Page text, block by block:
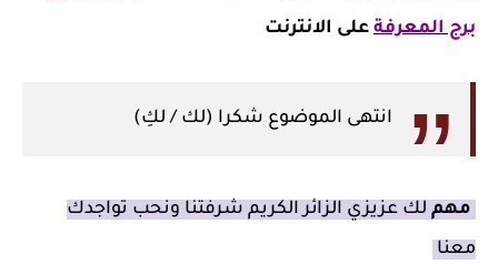
برج المعرفة على الانترنت
انتهى الموضوع شكرا (لك / لكِ)
مهم لك عزيزي الزائر الكريم شرفتنا ونحب تواجدك
معنا